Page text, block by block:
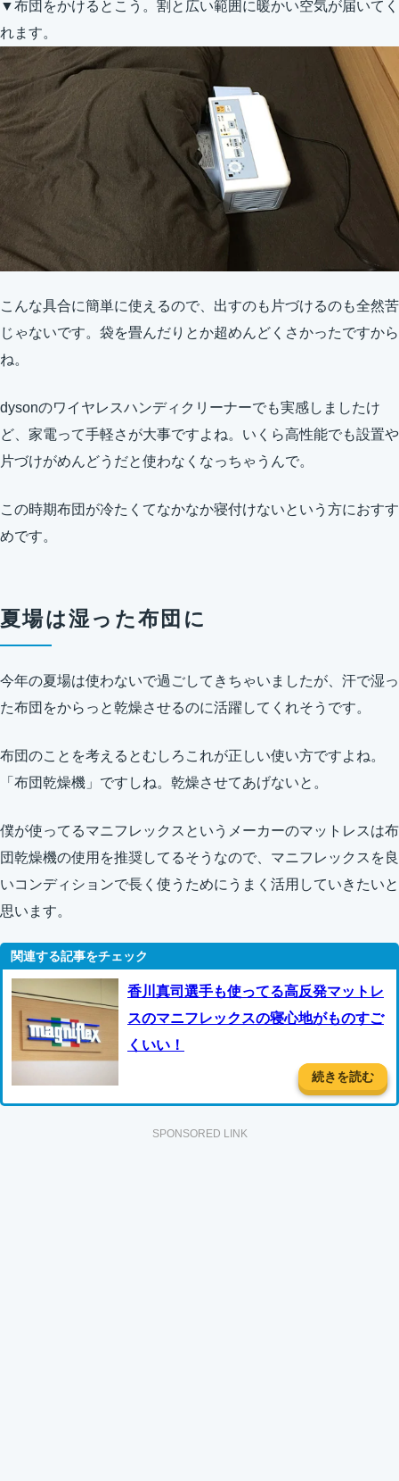
▼布団をかけるとこう。割と広い範囲に暖かい空気が届いてく
れます。
こんな具合に簡単に使えるので、出すのも片づけるのも全然苦
じゃないです。袋を畳んだりとか超めんどくさかったですから
ね。
dysonのワイヤレスハンディクリーナーでも実感しましたけ
ど、家電って手軽さが大事ですよね。いくら高性能でも設置や
片づけがめんどうだと使わなくなっちゃうんで。
この時期布団が冷たくてなかなか寝付けないという方におすす
めです。
夏場は湿った布団に
今年の夏場は使わないで過ごしてきちゃいましたが、汗で湿っ
た布団をからっと乾燥させるのに活躍してくれそうです。
布団のことを考えるとむしろこれが正しい使い方ですよね。
「布団乾燥機」ですしね。乾燥させてあげないと。
僕が使ってるマニフレックスというメーカーのマットレスは布
団乾燥機の使用を推奨してるそうなので、マニフレックスを良
いコンディションで長く使うためにうまく活用していきたいと
思います。
香川真司選手も使ってる高反発マットレ
スのマニフレックスの寝心地がものすご
くいい！
続きを読む
SPONSORED LINK